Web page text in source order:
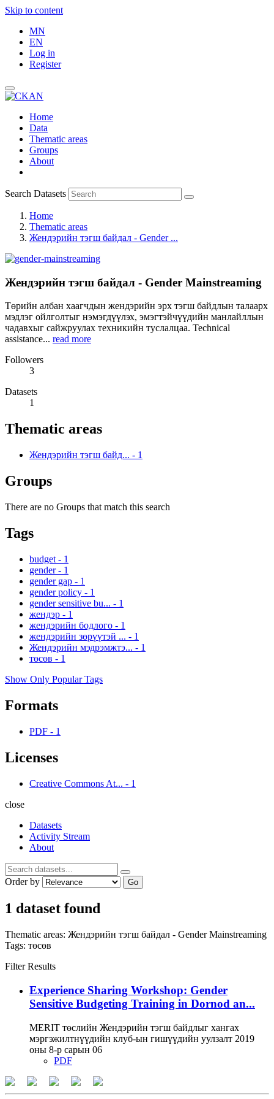
Skip to content
MN
EN
Log in
Register
Home
Data
Thematic areas
Groups
About
Search Datasets
Home
Thematic areas
Жендэрийн тэгш байдал - Gender ...
Жендэрийн тэгш байдал - Gender Mainstreaming
Төрийн албан хаагчдын жендэрийн эрх тэгш байдлын талаарх
мэдлэг ойлголтыг нэмэгдүүлэх, эмэгтэйчүүдийн манлайллын
чадавхыг сайжруулах техникийн туслалцаа. Technical
assistance... read more
Followers
3
Datasets
1
Thematic areas
Жендэрийн тэгш байд... - 1
Groups
There are no Groups that match this search
Tags
budget - 1
gender - 1
gender gap - 1
gender policy - 1
gender sensitive bu... - 1
жендэр - 1
жендэрийн бодлого - 1
жендэрийн зөрүүтэй ... - 1
Жендэрийн мэдрэмжтэ... - 1
төсөв - 1
Show Only Popular Tags
Formats
PDF - 1
Licenses
Creative Commons At... - 1
close
Datasets
Activity Stream
About
Order by Go
1 dataset found
Thematic areas: Жендэрийн тэгш байдал - Gender Mainstreaming
Tags: төсөв
Filter Results
Experience Sharing Workshop: Gender
Sensitive Budgeting Training in Dornod an...
MERIT төслийн Жендэрийн тэгш байдлыг хангах
мэргэжилтнүүдийн клуб-ын гишүүдийн уулзалт 2019
оны 8-р сарын 06
PDF